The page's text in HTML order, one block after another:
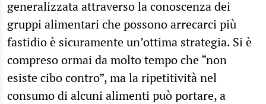
generalizzata attraverso la conoscenza dei
gruppi alimentari che possono arrecarci più
fastidio è sicuramente un’ottima strategia. Si è
compreso ormai da molto tempo che “non
esiste cibo contro”, ma la ripetitività nel
consumo di alcuni alimenti può portare, a